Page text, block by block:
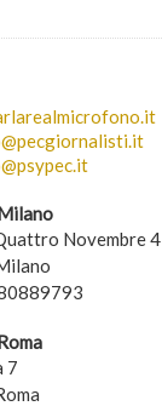
Novembre 4
7